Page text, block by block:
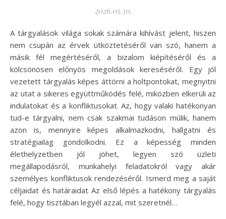
2026.05.30.
A tárgyalások világa sokak számára kihívást jelent, hiszen
nem csupán az érvek ütköztetéséről van szó, hanem a
másik fél megértéséről, a bizalom kiépítéséről és a
kölcsönösen előnyös megoldások kereséséről. Egy jól
vezetett tárgyalás képes áttörni a holtpontokat, megnyitni
az utat a sikeres együttműködés felé, miközben elkerüli az
indulatokat és a konfliktusokat. Az, hogy valaki hatékonyan
tud-e tárgyalni, nem csak szakmai tudáson múlik, hanem
azon is, mennyire képes alkalmazkodni, hallgatni és
stratégiailag gondolkodni. Ez a képesség minden
élethelyzetben jól jöhet, legyen szó üzleti
megállapodásról, munkahelyi feladatokról vagy akár
személyes konfliktusok rendezéséről. Ismerd meg a saját
céljaidat és határaidat Az első lépés a hatékony tárgyalás
felé, hogy tisztában legyél azzal, mit szeretnél…